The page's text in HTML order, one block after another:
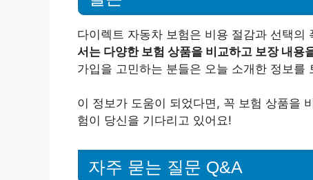
다이렉트 자동차 보험은 비용 절감과 선택의
서는 다양한 보험 상품을 비교하고 보장 내용
가입을 고민하는 분들은 오늘 소개한 정보를
이 정보가 도움이 되었다면, 꼭 보험 상품을
험이 당신을 기다리고 있어요!
자주 묻는 질문 Q&A